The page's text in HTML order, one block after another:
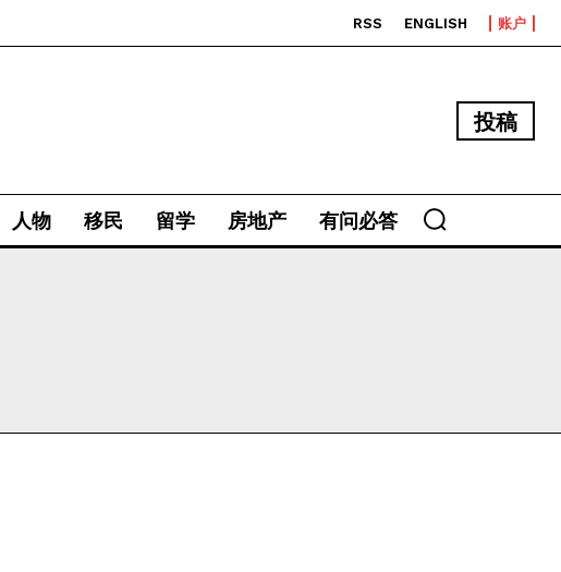
RSS ENGLISH 账户
投稿
人物 移民 留学 房地产 有问必答